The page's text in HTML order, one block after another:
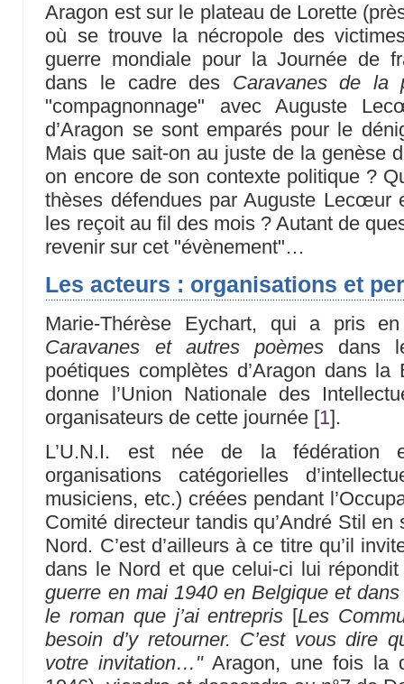
Aragon est sur le plateau de Lorette
où se trouve la nécropole des
guerre mondiale pour la Journée de
dans le cadre des Caravanes de la
"compagnonnage" avec Auguste
d’Aragon se sont emparés pour le
Mais que sait-on au juste de la genèse
on encore de son contexte politique ?
thèses défendues par Auguste Lecœur
les reçoit au fil des mois ? Autant de
revenir sur cet "évènement"…
Les acteurs : organisations et
Marie-Thérèse Eychart, qui a pris
Caravanes et autres poèmes dans
poétiques complètes d’Aragon dans
donne l’Union Nationale des
organisateurs de cette journée [1].
L’U.N.I. est née de la fédération
organisations catégorielles
musiciens, etc.) créées pendant
Comité directeur tandis qu’André Stil
Nord. C’est d’ailleurs à ce titre qu’il
dans le Nord et que celui-ci lui
guerre en mai 1940 en Belgique et
le roman que j’ai entrepris [Les
besoin d’y retourner. C’est vous dire
votre invitation…"Aragon, une fois la